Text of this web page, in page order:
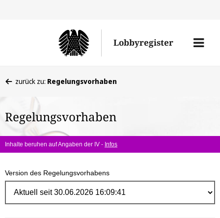
Lobbyregister
Menü
befinden
hier:
zurück zu: Regelungsvorhaben
Regelungsvorhaben
Inhalte beruhen auf Angaben der IV - Infos
Version des Regelungsvorhabens